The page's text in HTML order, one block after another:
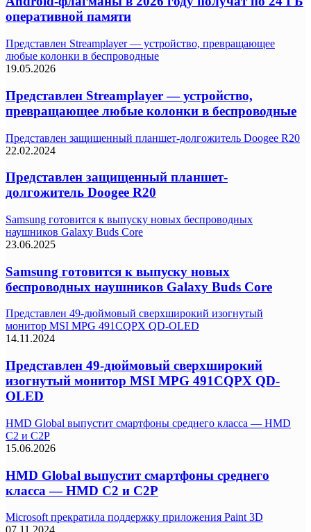
оперативной памяти
Представлен Streamplayer — устройство, превращающее
любые колонки в беспроводные
19.05.2026
Представлен Streamplayer — устройство,
превращающее любые колонки в беспроводные
Представлен защищенный планшет-долгожитель Doogee R20
22.02.2024
Представлен защищенный планшет-
долгожитель Doogee R20
Samsung готовится к выпуску новых беспроводных
наушников Galaxy Buds Core
23.06.2025
Samsung готовится к выпуску новых
беспроводных наушников Galaxy Buds Core
Представлен 49-дюймовый сверхширокий изогнутый
монитор MSI MPG 491CQPX QD-OLED
14.11.2024
Представлен 49-дюймовый сверхширокий
изогнутый монитор MSI MPG 491CQPX QD-
OLED
HMD Global выпустит смартфоны среднего класса — HMD
C2 и C2P
15.06.2026
HMD Global выпустит смартфоны среднего
класса — HMD C2 и C2P
Microsoft прекратила поддержку приложения Paint 3D